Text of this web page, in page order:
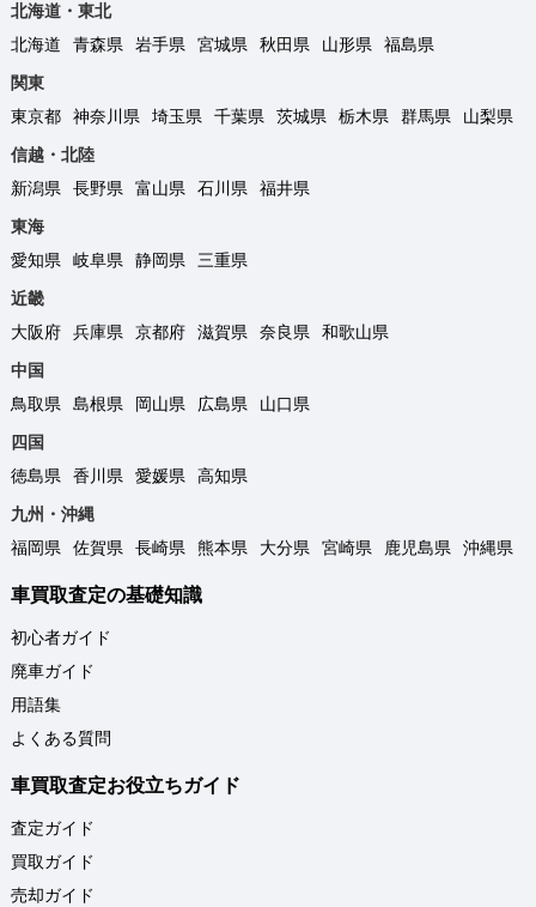
北海道・東北
北海道
青森県 岩手県 宮城県 秋田県 山形県
福島県
関東
東京都
神奈川県 埼玉県 千葉県 茨城県 栃木県 群馬県
山梨県
信越・北陸
新潟県
長野県 富山県 石川県
福井県
東海
愛知県
岐阜県 静岡県
三重県
近畿
大阪府
兵庫県 京都府 滋賀県 奈良県
和歌山県
中国
鳥取県
島根県 岡山県 広島県
山口県
四国
徳島県
香川県 愛媛県
高知県
九州・沖縄
福岡県
佐賀県 長崎県 熊本県 大分県 宮崎県 鹿児島県 沖縄県
車買取査定の基礎知識
初心者ガイド
廃車ガイド
用語集
よくある質問
車買取査定お役立ちガイド
査定ガイド
買取ガイド
売却ガイド